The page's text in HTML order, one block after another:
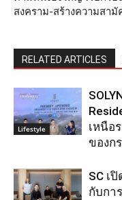
สงคราม-สร้างความสามั
RELATED ARTICLES
Lifestyle
เหนือ
ของก
SC เ
กับกา